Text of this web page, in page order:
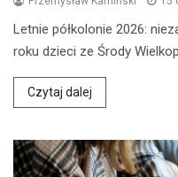
Letnie półkolonie 2026:
roku dzieci ze Środy
Czytaj dalej